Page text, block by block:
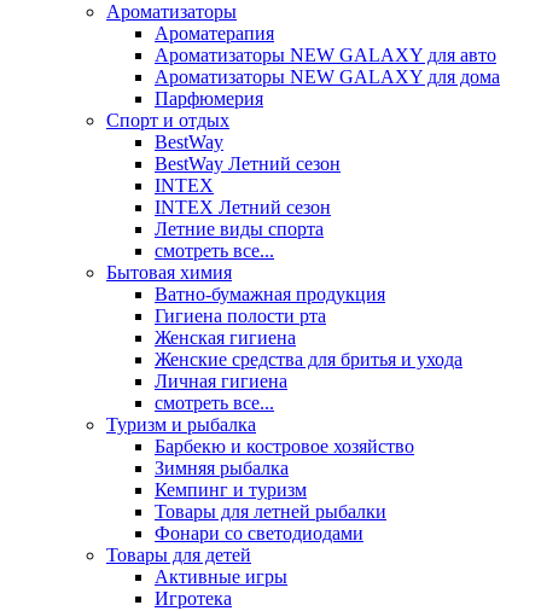
Ароматизаторы
Ароматерапия
Ароматизаторы NEW GALAXY для авто
Ароматизаторы NEW GALAXY для дома
Парфюмерия
Спорт и отдых
BestWay
BestWay Летний сезон
INTEX
INTEX Летний сезон
Летние виды спорта
смотреть все...
Бытовая химия
Ватно-бумажная продукция
Гигиена полости рта
Женская гигиена
Женские средства для бритья и ухода
Личная гигиена
смотреть все...
Туризм и рыбалка
Барбекю и костровое хозяйство
Зимняя рыбалка
Кемпинг и туризм
Товары для летней рыбалки
Фонари со светодиодами
Товары для детей
Активные игры
Игротека